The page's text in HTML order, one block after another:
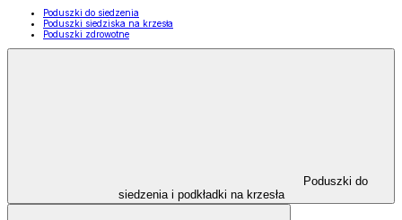
Poduszki do siedzenia
Poduszki siedziska na krzesła
Poduszki zdrowotne
Poduszki do
siedzenia i podkładki na krzesła